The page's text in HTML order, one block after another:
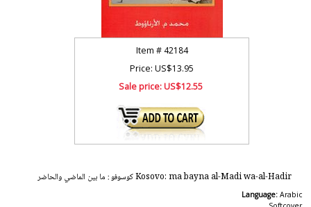
Item #42184
Price: US$13.95
Sale price:US$12.55
Kosovo: ma bayna al-Madi wa-al-Hadir كوسوفو : ما بين الماضي والحاضر
Language: Arabic